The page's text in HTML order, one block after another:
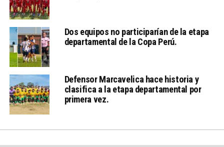
Dos equipos no participarían de la etapa
departamental de la Copa Perú.
Defensor Marcavelica hace historia y
clasifica a la etapa departamental por
primera vez.